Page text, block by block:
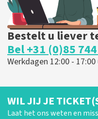
Bestelt u liever
Bel +31 (0)85
Werkdagen 12:00 - 17:00
WIL JIJ JE
Laat het ons weten en